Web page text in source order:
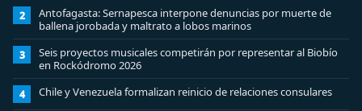
2
Antofagasta: Sernapesca interpone denuncias por muerte de
ballena jorobada y maltrato a lobos marinos
3
Seis proyectos musicales competirán por representar al Biobío
en Rockódromo 2026
4 Chile y Venezuela formalizan reinicio de relaciones consulares